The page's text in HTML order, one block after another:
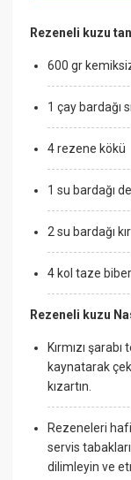
Rezeneli kuzu
600 gr
1 çay bardağı
4 rezene kökü
1 su bardağı
2 su bardağı
4 kol taze
Rezeneli kuzu
Kırmızı
kaynatarak
kızartın.
Rezeneleri
servis
dilimleyin ve